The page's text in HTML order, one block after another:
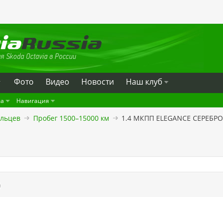
Фото Видео Новости Наш клуб
Навигация
Пробег 1500–15000 км 1.4 МКПП ELEGANCE СЕРЕБРО